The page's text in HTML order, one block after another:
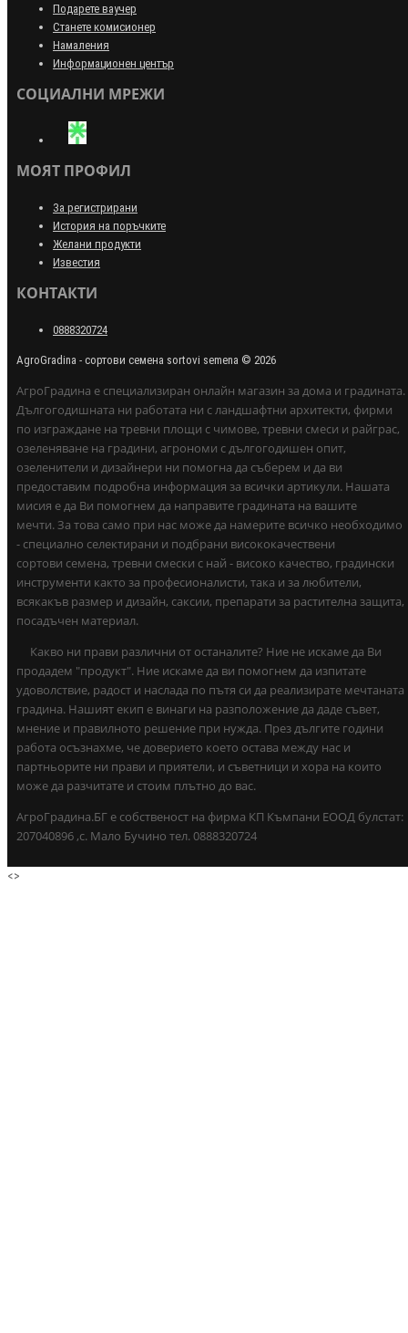
Подарете ваучер
Станете комисионер
Намаления
Информационен център
СОЦИАЛНИ МРЕЖИ
МОЯТ ПРОФИЛ
За регистрирани
История на поръчките
Желани продукти
Известия
КОНТАКТИ
0888320724
AgroGradina - сортови семена sortovi semena © 2026
АгроГрадина е специализиран онлайн магазин за дома и градината.
Дългогодишната ни работата ни с ландшафтни архитекти, фирми
по изграждане на тревни площи с чимове, тревни смеси и райграс,
озеленяване на градини, агрономи с дългогодишен опит,
озеленители и дизайнери ни помогна да съберем и да ви
предоставим подробна информация за всички артикули. Нашата
мисия е да Ви помогнем да направите градината на вашите
мечти. За това само при нас може да намерите всичко необходимо
- специално селектирани и подбрани висококачествени
сортови семена, тревни смески с най - високо качество, градински
инструменти както за професионалисти, така и за любители,
всякакъв размер и дизайн, саксии, препарати за растителна защита,
посадъчен материал.
Какво ни прави различни от останалите? Ние не искаме да Ви
продадем "продукт". Ние искаме да ви помогнем да изпитате
удоволствие, радост и наслада по пътя си да реализирате мечтаната
градина. Нашият екип е винаги на разположение да даде съвет,
мнение и правилното решение при нужда. През дългите години
работа осъзнахме, че доверието което остава между нас и
партньорите ни прави и приятели, и съветници и хора на които
може да разчитате и стоим плътно до вас.
АгроГрадина.БГ е собственост на фирма КП Къмпани ЕООД булстат:
207040896 ,с. Мало Бучино тел. 0888320724
<>